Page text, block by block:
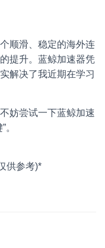
顺滑、稳定的海外连
提升。蓝鲸加速器凭
解决了我近期在学习
妨尝试一下蓝鲸加速
供参考)*